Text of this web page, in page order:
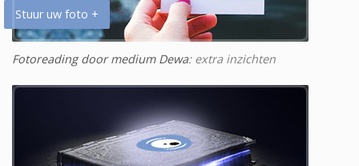
Stuur uw foto +
Fotoreading door medium Dewa: extra inzichten